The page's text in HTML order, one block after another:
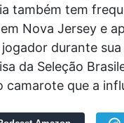
também tem
Nova Jersey e
durante
da Seleção
camarote que a